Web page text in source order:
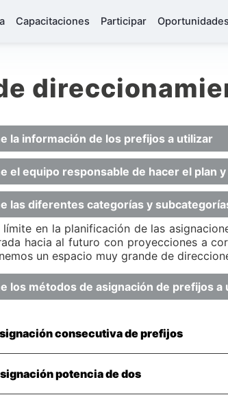
Capacitaciones Participar
la información de los prefijos a utilizar
el equipo responsable de hacer el plan
las diferentes categorías y
límite en la planificación de las
hacia al futuro con proyecciones a
un espacio muy grande de
los métodos de asignación de prefijos a
consecutiva de prefijos
potencia de dos